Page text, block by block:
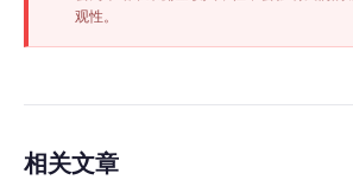
观性。
相关文章